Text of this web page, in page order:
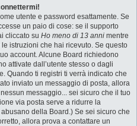
utente e password esattamente. Se
un paio di cose: se il supporto
cliccato su Ho meno di 13 anni mentre
istruzioni che hai ricevuto. Se questo
account. Alcune Board richiedono
attivate dall’utente stesso o dagli
Quando ti registri ti verrà indicato che
inviato un messaggio di posta, allora
messaggio... sei sicuro che il tuo
via posta serve a ridurre la
della Board.) Se sei sicuro che
allora prova a contattare un